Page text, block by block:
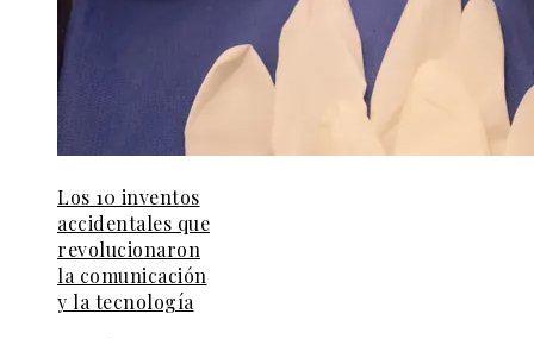
Los 10 inventos
accidentales que
revolucionaron
la comunicación
y la tecnología